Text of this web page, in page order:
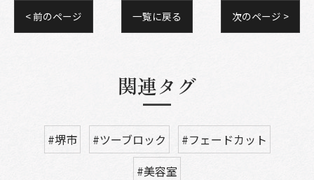
< 前のページ 一覧に戻る 次のページ >
関連タグ
#堺市 #ツーブロック
#フェードカット
#美容室